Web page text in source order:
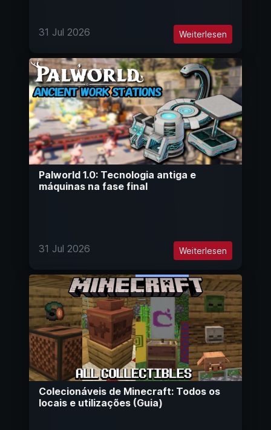
31 Jul 2026 Weiterlesen
Palworld 1.0: Tecnologia antiga e
máquinas na fase final
31 Jul 2026 Weiterlesen
Colecionáveis de Minecraft: Todos os
locais e utilizações (Guia)